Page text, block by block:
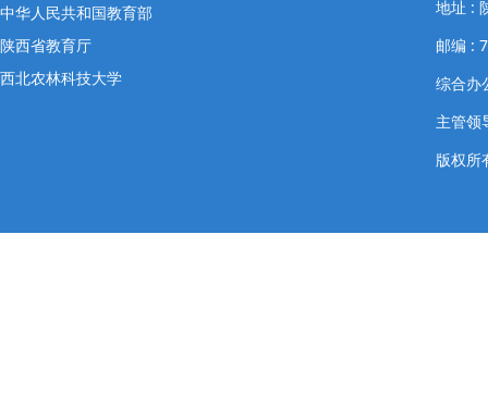
中华人民共和国教育部
陕西省教育厅
西北农林科技大学
地址 :
邮编 :
综合办
主管
版权